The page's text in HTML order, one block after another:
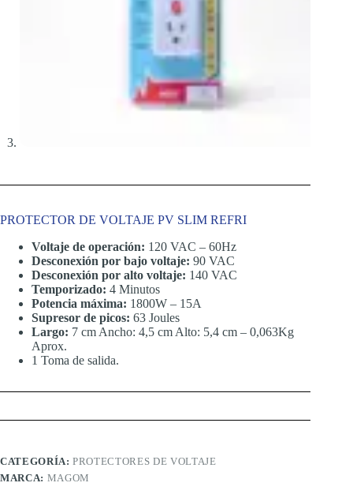
PROTECTOR DE VOLTAJE PV SLIM REFRI
Voltaje de operación: 120 VAC – 60Hz
Desconexión por bajo voltaje: 90 VAC
Desconexión por alto voltaje: 140 VAC
Temporizado: 4 Minutos
Potencia máxima: 1800W – 15A
Supresor de picos: 63 Joules
Largo: 7 cm Ancho: 4,5 cm Alto: 5,4 cm – 0,063Kg
Aprox.
1 Toma de salida.
CATEGORÍA:PROTECTORES DE VOLTAJE
MARCA: MAGOM